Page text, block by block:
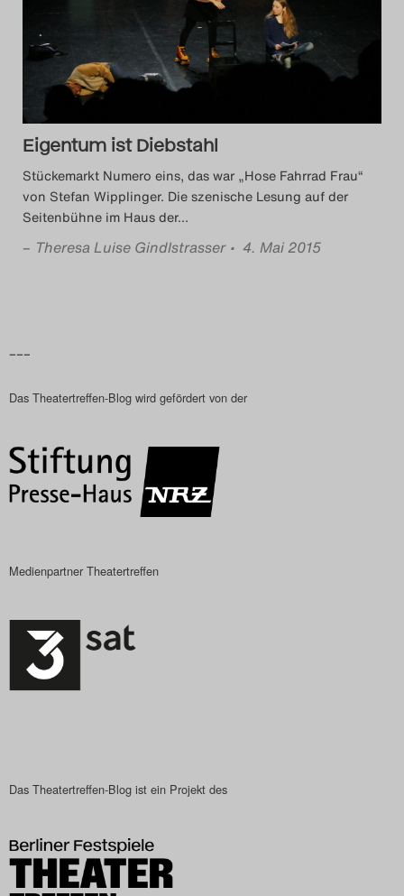
Das Theatertreffen-Blog
2014
Das Theatertreffen-Blog
2015
Das Theatertreffen-Blog
2016
Das Theatertreffen-Blog
2018
Das Theatertreffen-Blog
2018 Alumni
Das Theatertreffen-Blog
Das Theatertreffen-Blog
2022
Das Theatertreffen-Blog
2023
Eigentum ist Diebstahl
Stückemarkt Numero eins, das war „Hose Fahrrad Frau“
von Stefan Wipplinger. Die szenische Lesung auf der
Seitenbühne im Haus der…
– Theresa Luise Gindlstrasser • 4. Mai 2015
–––
Das Theatertreffen-Blog wird gefördert von der
Medienpartner Theatertreffen
Das Theatertreffen-Blog ist ein Projekt des